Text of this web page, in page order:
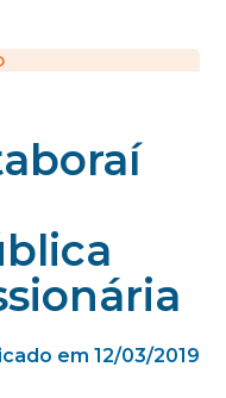
em 12/03/2019